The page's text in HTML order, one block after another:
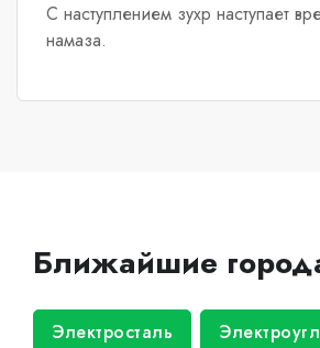
С наступлением зухр наступает
намаза.
Ближайшие
Электросталь